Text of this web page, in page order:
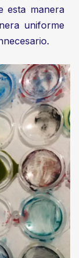
esta manera
uniforme